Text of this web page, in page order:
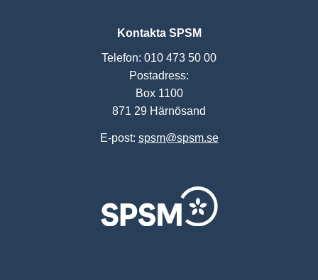
Kontakta SPSM
Telefon: 010 473 50 00
Postadress:
Box 1100
871 29 Härnösand
E-post: spsm@spsm.se